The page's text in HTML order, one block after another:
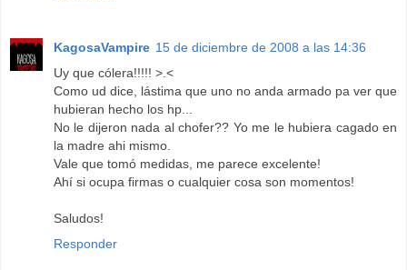
KagosaVampire 15 de diciembre de 2008 a las 14:36
Uy que cólera!!!!! >.<
Como ud dice, lástima que uno no anda armado pa ver que
hubieran hecho los hp...
No le dijeron nada al chofer?? Yo me le hubiera cagado en
la madre ahi mismo.
Vale que tomó medidas, me parece excelente!
Ahí si ocupa firmas o cualquier cosa son momentos!
Saludos!
Responder